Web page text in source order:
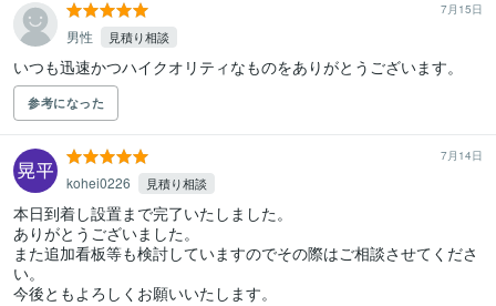
7月15日
男性 見積り相談
いつも迅速かつハイクオリティなものをありがとうございます。
参考になった
7月14日
kohei0226 見積り相談
本日到着し設置まで完了いたしました。
ありがとうございました。
また追加看板等も検討していますのでその際はご相談させてくださ
い。
今後ともよろしくお願いいたします。